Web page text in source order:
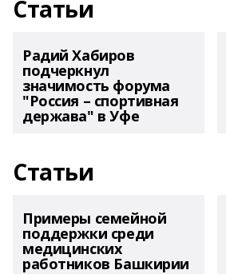
Статьи
Радий Хабиров
подчеркнул
значимость форума
"Россия – спортивная
держава" в Уфе
Статьи
Примеры семейной
поддержки среди
медицинских
работников Башкирии